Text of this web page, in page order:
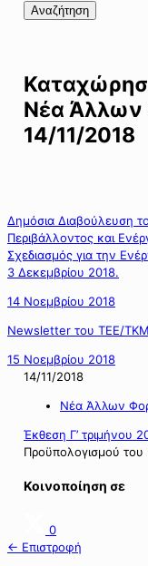
Αναζήτηση
Νέα
14/11/2018
Δημόσια Διαβούλευση
Περιβάλλοντος και
Σχεδιασμός για την
3 Δεκεμβρίου 2018.
14 Νοεμβρίου 2018
Newsletter του ΤΕΕ/ΤΚΜ
15 Νοεμβρίου 2018
14/11/2018
Νέα Άλλων
Έκθεση Γ’ τριμήνου
Προϋπολογισμού
Κοινοποίηση σε
0
← Επιστροφή